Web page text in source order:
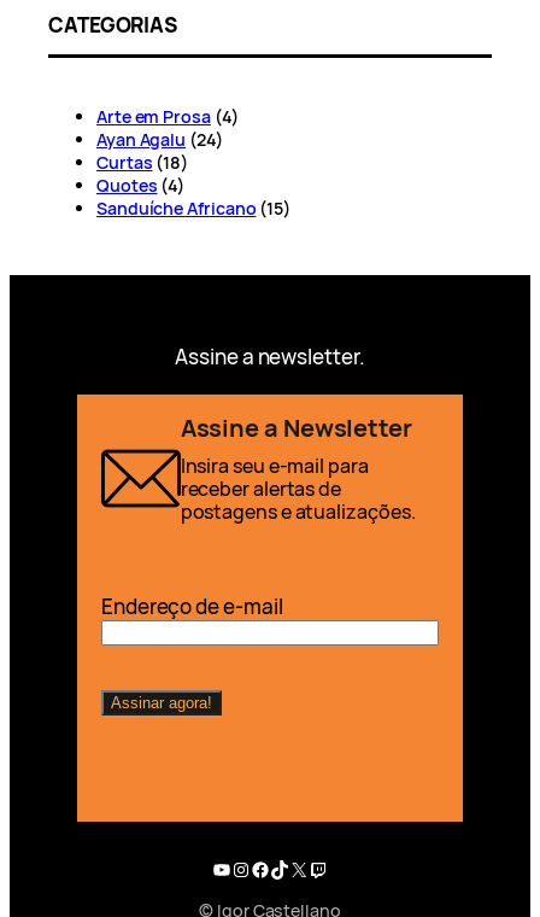
CATEGORIAS
Arte em Prosa(4)
Ayan Agalu (24)
Curtas (18)
Quotes (4)
Sanduíche Africano (15)
Assine a newsletter.
Assine a Newsletter
Insira seu e-mail para
receber alertas de
postagens e atualizações.
Endereço de e-mail
Youtube
Instagram
Facebook
TikTok
X Twitch
© Igor Castellano